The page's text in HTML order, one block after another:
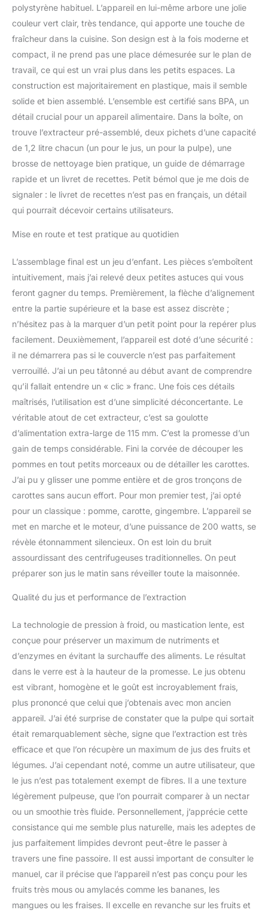
naturellement présents
dans les aliments.
Rendement élevé, moins
de gaspillage : Doté d'un
moteur puissant de 200
W et d'un couple de 200
Nm, l'extracteur de jus à
froid LINKChef presse
efficacement les fruits et
légumes afin d'obtenir
un excellent rendement
en jus. Cette extraction
d'utiliser au mieux les
ingrédients tout en
limitant les pertes
alimentaires.
automatique avec large
Grâce à sa large goulotte
de 115 mm (4,53
pouces), de nombreux
fruits et légumes
peuvent être introduits
entiers, sans découpe
d'ajouter les ingrédients ;
l'appareil les entraîne, les
découpe et les presse
automatiquement pour
pratique au quotidien.
Nettoyage simple et
rapide : Le nettoyage
devient plus facile grâce
à une conception
de pièces et limitant les
zones difficiles d'accès.
Le montage et le
démontage sont rapides,
et la plupart des
éléments se rincent
simplement sous l'eau.
Un appareil polyvalent
plus qu'un simple
LINKChef permet
également de préparer
des laits d'oléagineux et
d'autres recettes maison.
Les fibres restantes
peuvent être réutilisées
dans des pâtisseries ou
d'autres préparations
culinaires afin de limiter le
gaspillage. Conçu pour
une utilisation sûre au
quotidien : Le système
de marche arrière permet
de dégager facilement
les éventuels blocages et
d'assurer une extraction
sécurité, le moteur
s'arrête
automatiquement
lorsque le couvercle est
fonctionnement, offrant
polystyrène habituel. L’appareil en lui-même arbore une jolie
couleur vert clair, très tendance, qui apporte une touche de
fraîcheur dans la cuisine. Son design est à la fois moderne et
compact, il ne prend pas une place démesurée sur le plan de
travail, ce qui est un vrai plus dans les petits espaces. La
construction est majoritairement en plastique, mais il semble
solide et bien assemblé. L’ensemble est certifié sans BPA, un
détail crucial pour un appareil alimentaire. Dans la boîte, on
trouve l’extracteur pré-assemblé, deux pichets d’une capacité
de 1,2 litre chacun (un pour le jus, un pour la pulpe), une
brosse de nettoyage bien pratique, un guide de démarrage
rapide et un livret de recettes. Petit bémol que je me dois de
signaler : le livret de recettes n’est pas en français, un détail
qui pourrait décevoir certains utilisateurs.
Mise en route et test pratique au quotidien
L’assemblage final est un jeu d’enfant. Les pièces s’emboîtent
intuitivement, mais j’ai relevé deux petites astuces qui vous
feront gagner du temps. Premièrement, la flèche d’alignement
entre la partie supérieure et la base est assez discrète ;
n’hésitez pas à la marquer d’un petit point pour la repérer plus
facilement. Deuxièmement, l’appareil est doté d’une sécurité :
il ne démarrera pas si le couvercle n’est pas parfaitement
verrouillé. J’ai un peu tâtonné au début avant de comprendre
qu’il fallait entendre un « clic » franc. Une fois ces détails
maîtrisés, l’utilisation est d’une simplicité déconcertante. Le
véritable atout de cet extracteur, c’est sa goulotte
d’alimentation extra-large de 115 mm. C’est la promesse d’un
gain de temps considérable. Fini la corvée de découper les
pommes en tout petits morceaux ou de détailler les carottes.
J’ai pu y glisser une pomme entière et de gros tronçons de
carottes sans aucun effort. Pour mon premier test, j’ai opté
pour un classique : pomme, carotte, gingembre. L’appareil se
met en marche et le moteur, d’une puissance de 200 watts, se
révèle étonnamment silencieux. On est loin du bruit
assourdissant des centrifugeuses traditionnelles. On peut
préparer son jus le matin sans réveiller toute la maisonnée.
Qualité du jus et performance de l’extraction
La technologie de pression à froid, ou mastication lente, est
conçue pour préserver un maximum de nutriments et
d’enzymes en évitant la surchauffe des aliments. Le résultat
dans le verre est à la hauteur de la promesse. Le jus obtenu
est vibrant, homogène et le goût est incroyablement frais,
plus prononcé que celui que j’obtenais avec mon ancien
appareil. J’ai été surprise de constater que la pulpe qui sortait
était remarquablement sèche, signe que l’extraction est très
efficace et que l’on récupère un maximum de jus des fruits et
légumes. J’ai cependant noté, comme un autre utilisateur, que
le jus n’est pas totalement exempt de fibres. Il a une texture
légèrement pulpeuse, que l’on pourrait comparer à un nectar
ou un smoothie très fluide. Personnellement, j’apprécie cette
consistance qui me semble plus naturelle, mais les adeptes de
jus parfaitement limpides devront peut-être le passer à
travers une fine passoire. Il est aussi important de consulter le
manuel, car il précise que l’appareil n’est pas conçu pour les
fruits très mous ou amylacés comme les bananes, les
mangues ou les fraises. Il excelle en revanche sur les fruits et